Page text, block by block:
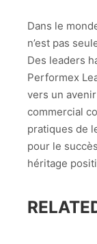
Dans le
n’est pas
Des leaders
Performex
vers un
commercial
pratiques de
pour le
héritage